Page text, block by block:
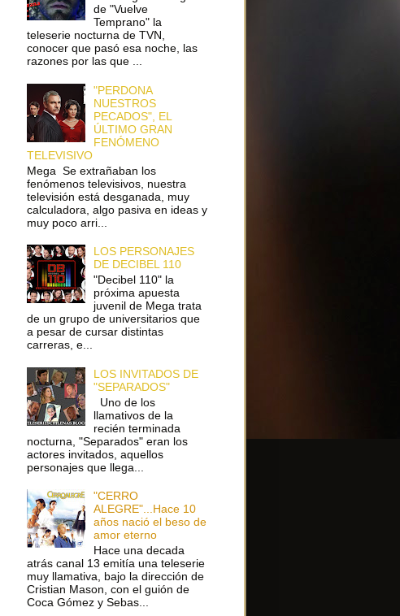
de "Vuelve
Temprano" la
teleserie nocturna de TVN,
conocer que pasó esa noche, las
razones por las que ...
"PERDONA
NUESTROS
PECADOS", EL
ÚLTIMO GRAN
FENÓMENO
TELEVISIVO
Mega Se extrañaban los
fenómenos televisivos, nuestra
televisión está desganada, muy
calculadora, algo pasiva en ideas y
muy poco arri...
LOS PERSONAJES
DE DECIBEL 110
"Decibel 110" la
próxima apuesta
juvenil de Mega trata
de un grupo de universitarios que
a pesar de cursar distintas
carreras, e...
LOS INVITADOS DE
"SEPARADOS"
Uno de los
llamativos de la
recién terminada
nocturna, "Separados" eran los
actores invitados, aquellos
personajes que llega...
"CERRO
ALEGRE"...Hace 10
años nació el beso de
amor eterno
Hace una decada
atrás canal 13 emitía una teleserie
muy llamativa, bajo la dirección de
Cristian Mason, con el guión de
Coca Gómez y Sebas...